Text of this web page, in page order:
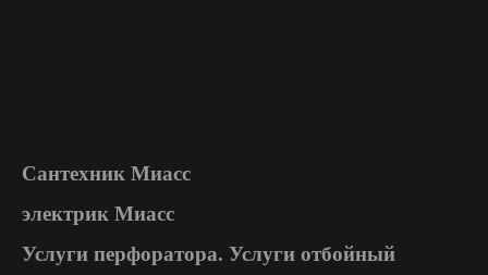
Сантехник Миасс
электрик Миасс
Услуги перфоратора. Услуги отбойный